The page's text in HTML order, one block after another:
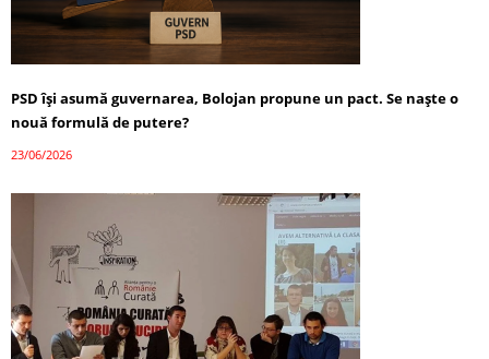
PSD își asumă guvernarea, Bolojan propune un pact. Se naște o
nouă formulă de putere?
23/06/2026